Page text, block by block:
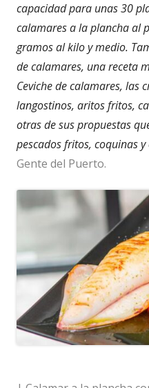
capacidad para unas 30
calamares a la plancha al
gramos al kilo y medio.
de calamares, una receta
Ceviche de calamares, las
langostinos, aritos fritos,
otras de sus propuestas
pescados fritos, coquinas
Gente del Puerto.